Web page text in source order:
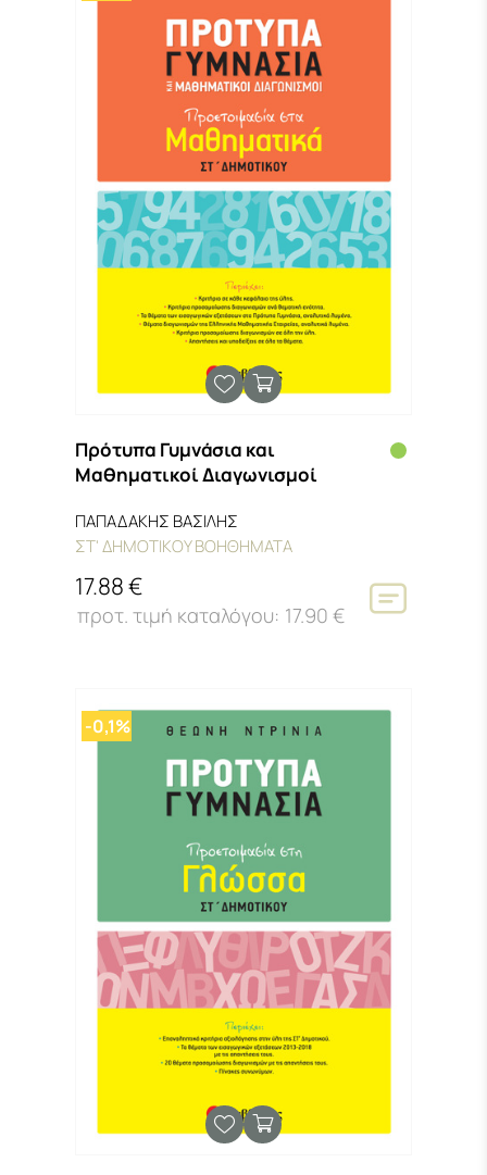
Πρότυπα Γυμνάσια και
Μαθηματικοί Διαγωνισμοί
ΠΑΠΑΔΑΚΗΣ ΒΑΣΙΛΗΣ
ΣΤ' ΔΗΜΟΤΙΚΟΥ ΒΟΗΘΗΜΑΤΑ
17.88 €
17.90 €
-0,1%